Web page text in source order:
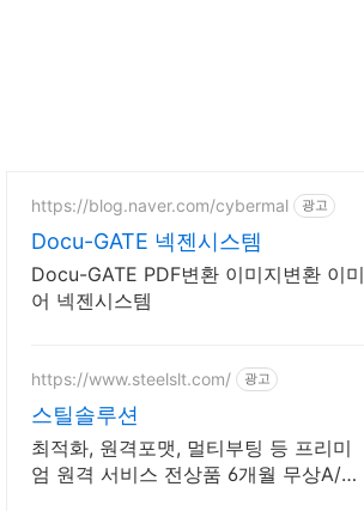
https://blog.naver.com/cybermal 광고
Docu-GATE 넥젠시스템
Docu-GATE PDF변환 이미지변환 이
어 넥젠시스템
https://www.steelslt.com/ 광고
스틸솔루션
최적화, 원격포맷, 멀티부팅 등 프리미
엄 원격 서비스 전상품 6개월 무상A/S